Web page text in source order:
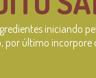
iniciando
por último incorpore